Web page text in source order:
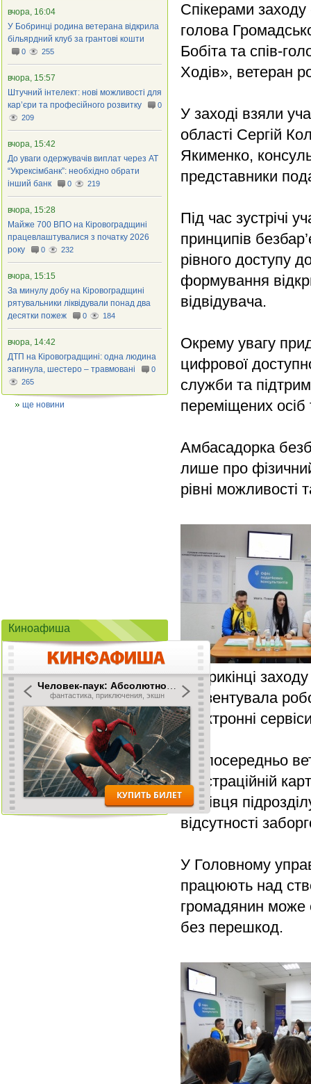
Спікерами
голова
Бобіта та спів-
Ходів», ветеран
У заході взяли
області Сергій
Якименко,
представники
Під час зустрічі
принципів
рівного доступу
формування
відвідувача.
Окрему увагу
цифрової
служби та
переміщених
Амбасадорка
лише про
рівні
Наприкінці
презентувала
електронні
Безпосередньо
реєстраційній
фахівця
відсутності
У Головному
працюють над
громадянин може
без перешкод.
вчора, 16:04
У Бобринці родина ветерана відкрила
більярдний клуб за грантові кошти
0 255
вчора, 15:57
Штучний інтелект: нові можливості для
кар’єри та професійного розвитку
0
209
вчора, 15:42
До уваги одержувачів виплат через АТ
“Укрексімбанк”: необхідно обрати
інший банк
0 219
вчора, 15:28
Майже 700 ВПО на Кіровоградщині
працевлаштувалися з початку 2026
року
0 232
вчора, 15:15
За минулу добу на Кіровоградщині
рятувальники ліквідували понад два
десятки пожеж
0 184
вчора, 14:42
ДТП на Кіровоградщині: одна людина
загинула, шестеро – травмовані
0
265
ще новини
Киноафиша